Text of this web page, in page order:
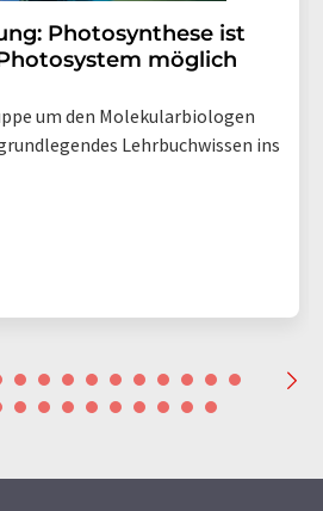
Photosynthese ist
möglich
um den Molekularbiologen
Lehrbuchwissen ins